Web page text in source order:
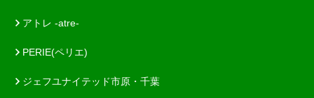
アトレ -atre-
PERIE(ペリエ)
ジェフユナイテッド市原・千葉